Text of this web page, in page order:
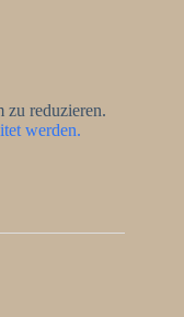
zu reduzieren.
werden.